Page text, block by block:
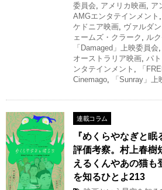
委員会, アメリカ映画, ア
AMGエンタテインメント ,
ケドニア映画, ヴァルダ
ェームズ・クラーク , ル
「Damaged」上映委員会,
オーストラリア映画, パ
ンタテインメント , 「
Cinemago, 「Sunray」上
連載コラム
『めくらやなぎと
評価考察。村上春樹
えるくんやあの猫も
を知るひとよ213